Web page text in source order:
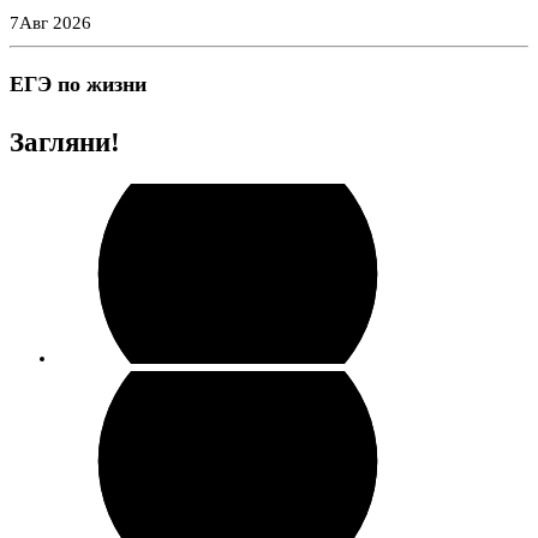
Перейти
к
содержимому
7Авг 2026
ЕГЭ по жизни
Загляни!